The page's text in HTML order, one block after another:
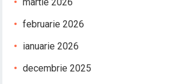
februarie 2026
ianuarie 2026
decembrie 2025